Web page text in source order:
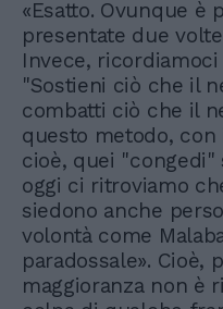
«Esatto. Ovunque è
presentate due
Invece,
"Sostieni ciò che il
combatti ciò che il
questo metodo,
cioè, quei "congedi"
oggi ci ritroviamo
siedono anche
volontà come
paradossale». Cioè,
maggioranza non è